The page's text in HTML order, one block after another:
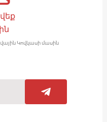
Կովկասի մասին